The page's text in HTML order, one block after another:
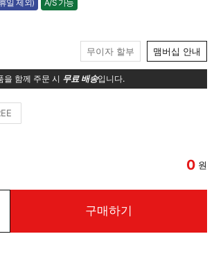
일 제외) A/S 가능
가능
무이자 할부 맴버십 안내
을 함께 주문 시 무료 배송입니다.
0 원
구매하기